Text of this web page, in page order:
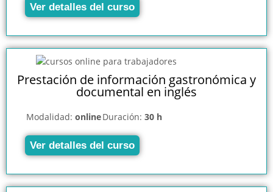
Ver detalles del curso
Prestación de información gastronómica y
documental en inglés
Modalidad: onlineDuración: 30 h
Ver detalles del curso